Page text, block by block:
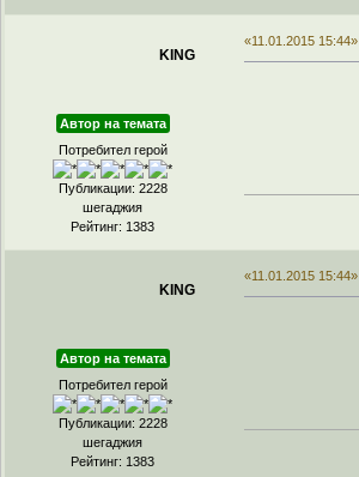
KING
Автор на темата
Потребител герой
Публикации: 2228
шегаджия
Рейтинг: 1383
«11.01.2015 15:44»
KING
Автор на темата
Потребител герой
Публикации: 2228
шегаджия
Рейтинг: 1383
«11.01.2015 15:44»